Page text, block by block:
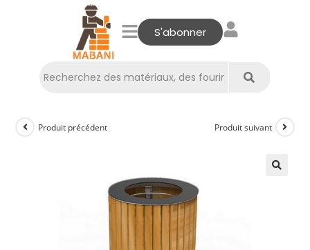
S'abonner
Produit précédent Produit suivant